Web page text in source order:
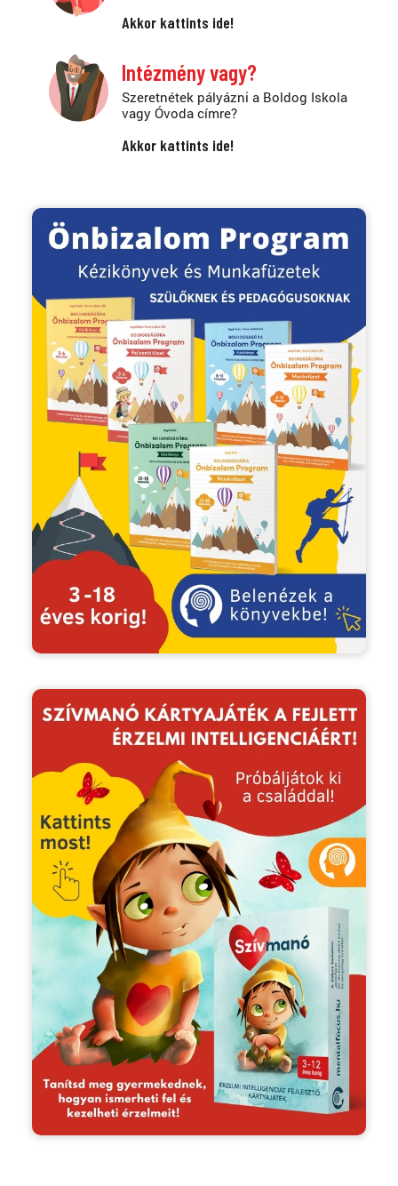
Akkor kattints ide!
Intézmény vagy?
Szeretnétek pályázni a Boldog Iskola
vagy Óvoda címre?
Akkor kattints ide!